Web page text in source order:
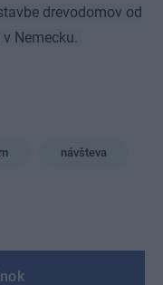
drevodomov od
Nemecku.
návšteva